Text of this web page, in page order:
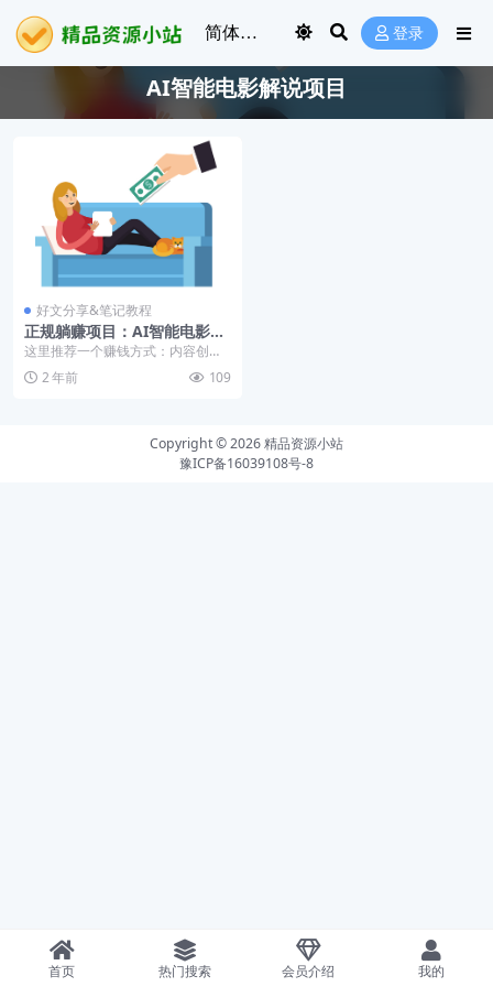
登录
AI智能电影解说项目
好文分享&笔记教程
正规躺赚项目：AI智能电影解
说项目，不需要人工配音也能
这里推荐一个赚钱方式：内容创
业。例如：AI智能电影解说项目。
2 年前 109
Copyright © 2026精品资源小站
豫ICP备16039108号-8
首页 热门搜索 会员介绍 我的